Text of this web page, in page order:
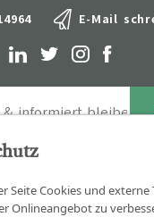
E-Mail
Seite Cookies und externe
Onlineangebot zu